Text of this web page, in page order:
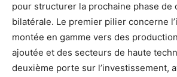
pour structurer la prochaine phase de
bilatérale. Le premier pilier concerne
montée en gamme vers des
ajoutée et des secteurs de haute
deuxième porte sur l’investissement,